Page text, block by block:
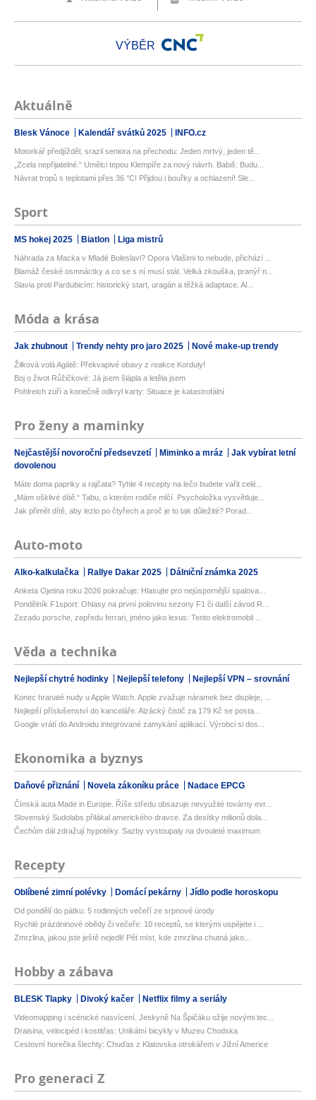
VÝBĚR
Aktuálně
Blesk Vánoce Kalendář svátků 2025 INFO.cz
Motorkář předjížděl, srazil seniora na přechodu: Jeden mrtvý, jeden tě...
„Zcela nepřijatelné.“ Umělci tepou Klempíře za nový návrh. Babiš: Budu...
Návrat tropů s teplotami přes 36 °C! Přijdou i bouřky a ochlazení! Sle...
Sport
MS hokej 2025 Biatlon Liga mistrů
Náhrada za Macka v Mladé Boleslavi? Opora Vlašimi to nebude, přichází ...
Blamáž české osmnáctky a co se s ní musí stát. Velká zkouška, pranýř n...
Slavia proti Pardubicím: historický start, uragán a těžká adaptace. Al...
Móda a krása
Jak zhubnout Trendy nehty pro jaro 2025 Nové make-up trendy
Žilková volá Agátě: Překvapivé obavy z reakce Korduly!
Boj o život Růžičkové: Já jsem šlápla a letěla jsem
Pohlreich zuří a konečně odkryl karty: Situace je katastrofální
Pro ženy a maminky
Nejčastější novoroční předsevzetí Miminko a mráz
Jak vybírat letní
dovolenou
Máte doma papriky a rajčata? Tyhle 4 recepty na lečo budete vařit celé...
„Mám ošklivé dítě.“ Tabu, o kterém rodiče mlčí. Psycholožka vysvětluje...
Jak přimět dítě, aby lezlo po čtyřech a proč je to tak důležité? Porad...
Auto-moto
Alko-kalkulačka Rallye Dakar 2025 Dálniční známka 2025
Anketa Ojetina roku 2026 pokračuje: Hlasujte pro nejúspornější spalova...
Pondělník F1sport: Ohlasy na první polovinu sezony F1 či další závod R...
Zezadu porsche, zepředu ferrari, jméno jako lexus: Tento elektromobil ...
Věda a technika
Nejlepší chytré hodinky Nejlepší telefony Nejlepší VPN – srovnání
Konec hranaté nudy u Apple Watch. Apple zvažuje náramek bez displeje, ...
Nejlepší příslušenství do kanceláře. Alzácký čistič za 179 Kč se posta...
Google vrátí do Androidu integrované zamykání aplikací. Výrobci si dos...
Ekonomika a byznys
Daňové přiznání Novela zákoníku práce Nadace EPCG
Čínská auta Made in Europe. Říše středu obsazuje nevyužité továrny evr...
Slovenský Sudolabs přilákal amerického dravce. Za desítky milionů dola...
Čechům dál zdražují hypotéky. Sazby vystoupaly na dvouleté maximum
Recepty
Oblíbené zimní polévky Domácí pekárny Jídlo podle horoskopu
Od pondělí do pátku: 5 rodinných večeří ze srpnové úrody
Rychlé prázdninové obědy či večeře: 10 receptů, se kterými uspějete i ...
Zmrzlina, jakou jste ještě nejedli! Pět míst, kde zmrzlina chutná jako...
Hobby a zábava
BLESK Tlapky Divoký kačer Netflix filmy a seriály
Videomapping i scénické nasvícení. Jeskyně Na Špičáku ožije novými tec...
Draisina, velocipéd i kostitřas: Unikátní bicykly v Muzeu Chodska
Cestovní horečka šlechty: Chuďas z Klatovska otrokářem v Jižní Americe
Pro generaci Z